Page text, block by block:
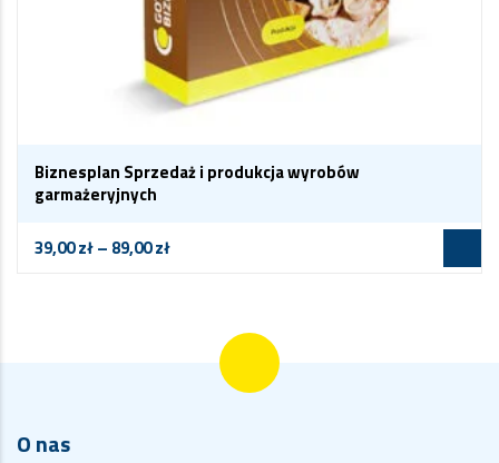
Biznesplan Sprzedaż i produkcja wyrobów
garmażeryjnych
39,00zł– 89,00zł
O nas